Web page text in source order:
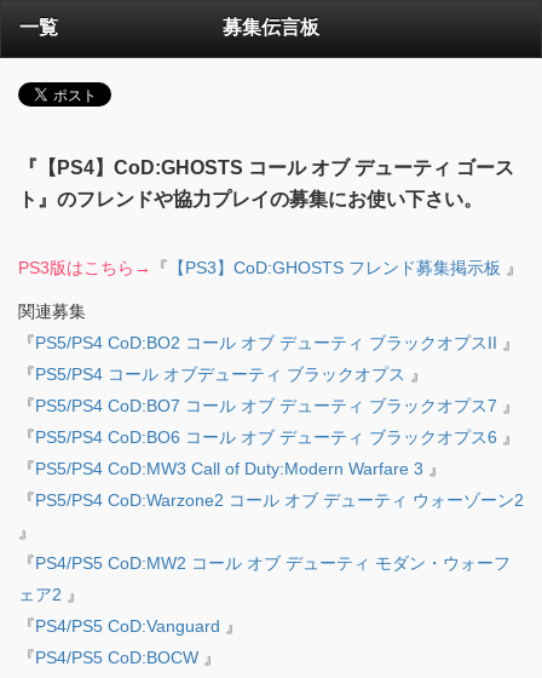
一覧 募集伝言板
『【PS4】CoD:GHOSTS コール オブ デューティ ゴース
ト』のフレンドや協力プレイの募集にお使い下さい。
PS3版はこちら→ 『 【PS3】CoD:GHOSTS フレンド募集掲示板 』
関連募集
『PS5/PS4 CoD:BO2 コール オブ デューティ ブラックオプスII 』
『PS5/PS4 コール オブデューティ ブラックオプス 』
『PS5/PS4 CoD:BO7 コール オブ デューティ ブラックオプス7 』
『PS5/PS4 CoD:BO6 コール オブ デューティ ブラックオプス6 』
『PS5/PS4 CoD:MW3 Call of Duty:Modern Warfare 3 』
『PS5/PS4 CoD:Warzone2 コール オブ デューティ ウォーゾーン2
』
『PS4/PS5 CoD:MW2 コール オブ デューティ モダン・ウォーフ
ェア2 』
『PS4/PS5 CoD:Vanguard 』
『PS4/PS5 CoD:BOCW 』